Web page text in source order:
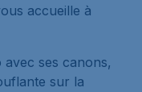
accueille à
ses canons,
sur la